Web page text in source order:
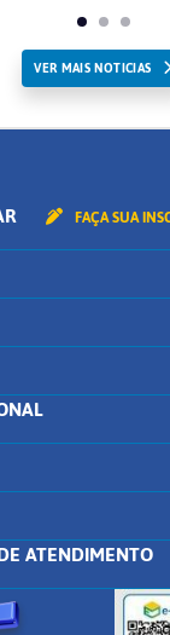
VER MAIS NOTICIAS
FAÇA SUA
ATENDIMENTO